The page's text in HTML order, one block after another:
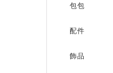
包包
配件
飾品